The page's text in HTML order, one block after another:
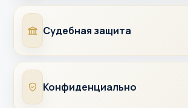
СудыСудебная защита
Конфиденциально
Конфиденциально